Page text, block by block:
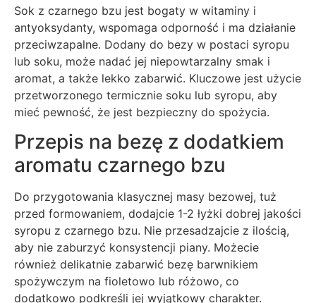
Sok z czarnego bzu jest bogaty w witaminy i
antyoksydanty, wspomaga odporność i ma działanie
przeciwzapalne. Dodany do bezy w postaci syropu
lub soku, może nadać jej niepowtarzalny smak i
aromat, a także lekko zabarwić. Kluczowe jest użycie
przetworzonego termicznie soku lub syropu, aby
mieć pewność, że jest bezpieczny do spożycia.
Przepis na bezę z dodatkiem
aromatu czarnego bzu
Do przygotowania klasycznej masy bezowej, tuż
przed formowaniem, dodajcie 1-2 łyżki dobrej jakości
syropu z czarnego bzu. Nie przesadzajcie z ilością,
aby nie zaburzyć konsystencji piany. Możecie
również delikatnie zabarwić bezę barwnikiem
spożywczym na fioletowo lub różowo, co
dodatkowo podkreśli jej wyjątkowy charakter.